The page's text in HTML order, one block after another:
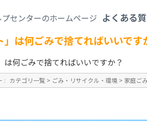
よくある
」は何ごみで捨てればいいです
は何ごみで捨てればいいですか？
: カテゴリ一覧 > ごみ・リサイクル・環境 > 家庭ご